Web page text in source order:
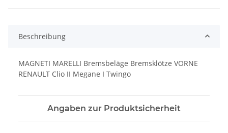
Beschreibung
MAGNETI MARELLI Bremsbeläge Bremsklötze VORNE
RENAULT Clio II Megane I Twingo
Angaben zur Produktsicherheit